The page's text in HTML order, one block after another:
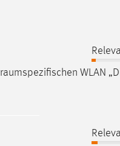
raumspezifischen WLAN